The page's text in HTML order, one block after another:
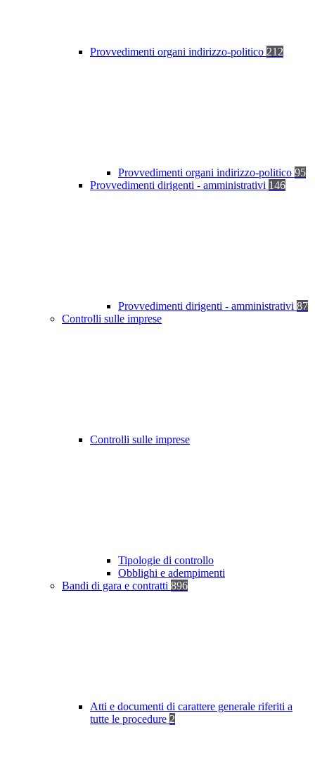
Provvedimenti organi indirizzo-politico 212
Provvedimenti organi indirizzo-politico 95
Provvedimenti dirigenti - amministrativi 146
Provvedimenti dirigenti - amministrativi 87
Controlli sulle imprese
Controlli sulle imprese
Tipologie di controllo
Obblighi e adempimenti
Bandi di gara e contratti 896
Atti e documenti di carattere generale riferiti a
tutte le procedure 2